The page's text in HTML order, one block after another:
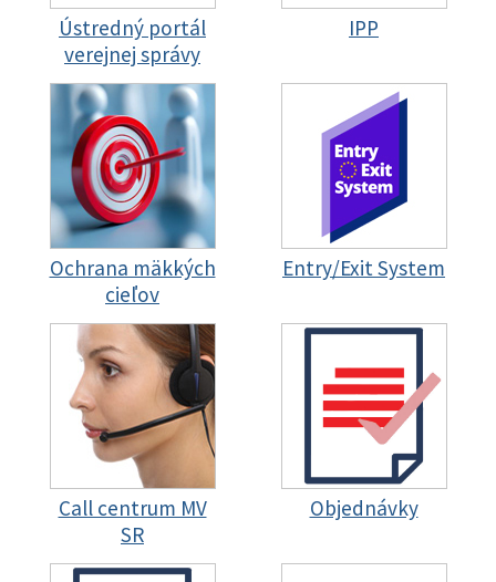
Ústredný portál
verejnej správy
IPP
Ochrana mäkkých
cieľov
Entry/Exit System
Call centrum MV
SR
Objednávky